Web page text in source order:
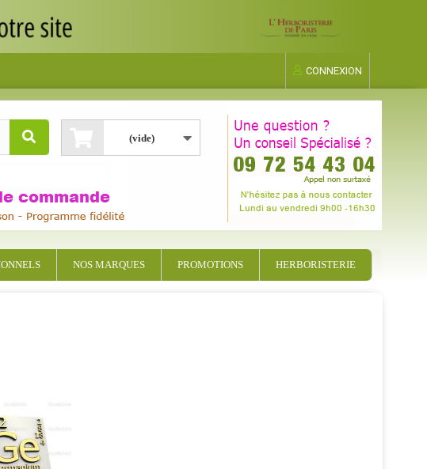
CONNEXION
(vide)
NOS MARQUES PROMOTIONS HERBORISTERIE